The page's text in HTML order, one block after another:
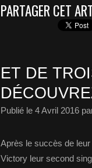
PARTAGER CET
ET DE
Publié le 4 Avril 2016
Après le succès de
Victory leur second